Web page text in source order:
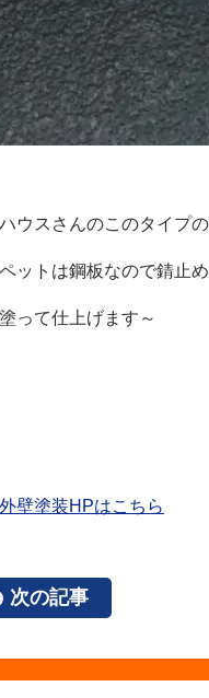
ウスさんのこのタイプ
ットは鋼板なので錆止
って仕上げます～
壁塗装HPはこちら
次の記事